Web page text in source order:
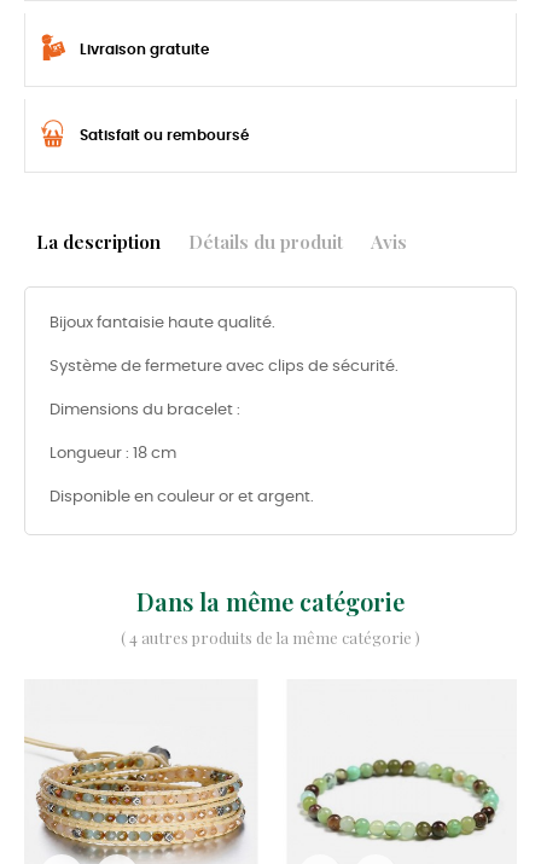
Livraison gratuite
Satisfait ou remboursé
La description Détails du produit Avis
Bijoux fantaisie haute qualité.
Système de fermeture avec clips de sécurité.
Dimensions du bracelet :
Longueur : 18 cm
Disponible en couleur or et argent.
Dans la même catégorie
( 4 autres produits de la même catégorie )